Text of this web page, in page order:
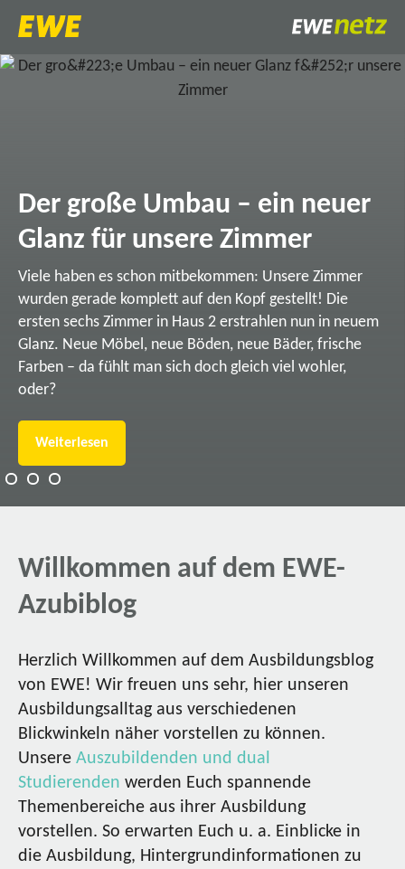
Der große Umbau – ein neuer
Glanz für unsere Zimmer
Viele haben es schon mitbekommen: Unsere Zimmer
wurden gerade komplett auf den Kopf gestellt! Die
ersten sechs Zimmer in Haus 2 erstrahlen nun in neuem
Glanz. Neue Möbel, neue Böden, neue Bäder, frische
Farben – da fühlt man sich doch gleich viel wohler,
oder?
Weiterlesen
Willkommen auf dem EWE-
Azubiblog
Herzlich Willkommen auf dem Ausbildungsblog
von EWE! Wir freuen uns sehr, hier unseren
Ausbildungsalltag aus verschiedenen
Blickwinkeln näher vorstellen zu können.
Unsere Auszubildenden und dual
Studierenden werden Euch spannende
Themenbereiche aus ihrer Ausbildung
vorstellen. So erwarten Euch u. a. Einblicke in
die Ausbildung, Hintergrundinformationen zu